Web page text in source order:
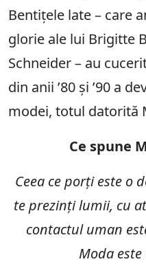
Bentițele late – care
glorie ale lui Brigitte
Schneider – au
din anii ’80 și ’90 a
modei, totul datorită
Ce spune
Ceea ce porți este o
te prezinți lumii, cu
contactul uman
Moda